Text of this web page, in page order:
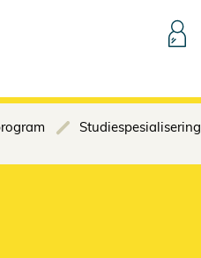
Studiespesialisering